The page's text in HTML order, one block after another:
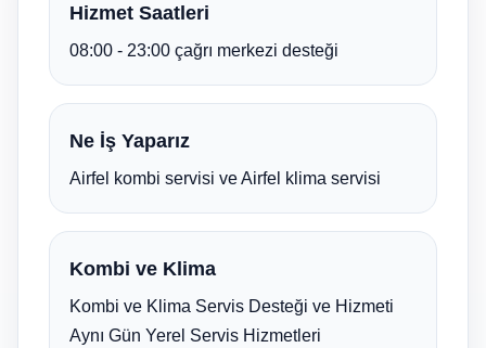
Hizmet Saatleri
08:00 - 23:00 çağrı merkezi desteği
Ne İş Yaparız
Airfel kombi servisi ve Airfel klima servisi
Kombi ve Klima
Kombi ve Klima Servis Desteği ve Hizmeti
Aynı Gün Yerel Servis Hizmetleri